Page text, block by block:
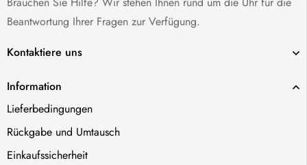
Beantwortung Ihrer Fragen zur Verfügung.
Kontaktiere uns
Information
Lieferbedingungen
Rückgabe und Umtausch
Einkaufssicherheit